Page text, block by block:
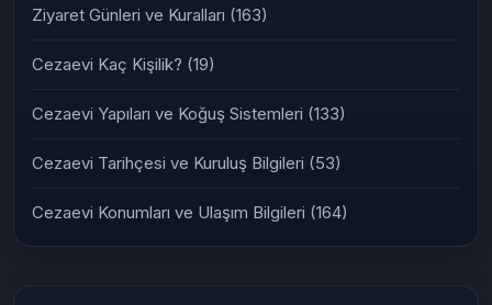
Ziyaret Günleri ve Kuralları (163)
Cezaevi Kaç Kişilik? (19)
Cezaevi Yapıları ve Koğuş Sistemleri (133)
Cezaevi Tarihçesi ve Kuruluş Bilgileri (53)
Cezaevi Konumları ve Ulaşım Bilgileri (164)